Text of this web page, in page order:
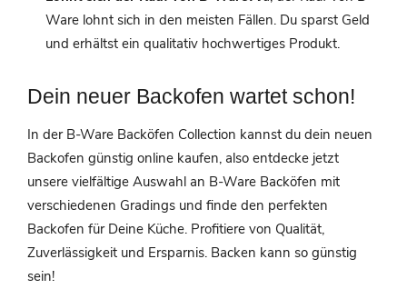
Ware lohnt sich in den meisten Fällen. Du sparst Geld
und erhältst ein qualitativ hochwertiges Produkt.
Dein neuer Backofen wartet schon!
In der B-Ware Backöfen Collection kannst du dein neuen
Backofen günstig online kaufen, also entdecke jetzt
unsere vielfältige Auswahl an B-Ware Backöfen mit
verschiedenen Gradings und finde den perfekten
Backofen für Deine Küche. Profitiere von Qualität,
Zuverlässigkeit und Ersparnis. Backen kann so günstig
sein!